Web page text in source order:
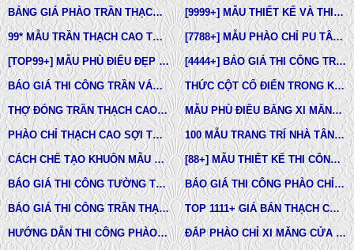
BẢNG GIÁ PHÀO TRẦN THẠCH CAO TÂN CỔ ĐIỂN [9999+] MẪU THIẾT KẾ VÀ THI CÔNG TRẦN THẠCH CAO ĐẸP
99* MẪU TRẦN THẠCH CAO TÂN CỔ ĐIỂN ĐẸP NHẤT HIỆN NAY [7788+] MẪU PHÀO CHỈ PU TÂN CỔ ĐIỂN ĐẸP NHẤT HIỆN NAY
[TOP99+] MẪU PHÙ ĐIÊU ĐẸP TRONG THIẾT KẾ KIẾN TRÚC [4444+] BÁO GIÁ THI CÔNG TRỌN GÓI PHÀO CHỈ PU MỚI NHẤT
BÁO GIÁ THI CÔNG TRẦN VÁCH THẠCH CAO TRỌN GÓI THỨC CỘT CỔ ĐIỂN TRONG KIẾN TRÚC
THỢ ĐÓNG TRẦN THẠCH CAO GIÁ RẺ Ở TPHCM MẪU PHÙ ĐIÊU BẰNG XI MĂNG ĐÚC SẴN NHÀ PHỐ BIỆT THỰ LÂU ĐÀI TOÀN QUỐC
PHÀO CHỈ THẠCH CAO SỢI THỦY TINH 100 MẪU TRANG TRÍ NHÀ TÂN CỔ ĐIỂN
CÁCH CHẾ TẠO KHUÔN MẪU COMPOSITE ĐÚC BÊ TÔNG -XI MĂNG-THẠCH CAO CÁC LOẠI [88+] MẪU THIẾT KẾ THI CÔNG TRẦN THẠCH CAO TÂN CỔ ĐIỂN MỚI NHẤT
BÁO GIÁ THI CÔNG TƯỜNG THẠCH CAO, VÁCH THẠCH CAO TƯỜNG NHÀ MỚI NHẤT BÁO GIÁ THI CÔNG PHÀO CHỈ PU TÂN CỔ ĐIỂN TẠI TPHCM
BÁO GIÁ THI CÔNG TRẦN THẠCH CAO TRỌN GÓI MỚI NHẤT TOP 1111+ GIÁ BÁN THẠCH CAO PHÀO CHỈ, PHÙ ĐIÊU, ĐẦU CỘT TÂN CỔ ĐIỂN
HƯỚNG DẪN THI CÔNG PHÀO CHỈ PU, PHÀO CHỈ THẠCH CAO, PHÀO CHỈ XI MĂNG. ĐẮP PHÀO CHỈ XI MĂNG CỬA SỔ, CỬA ĐI NHÀ PHỐ, BIỆT THỰ, LÂU ĐÀI TÂN CỔ ĐIỂN